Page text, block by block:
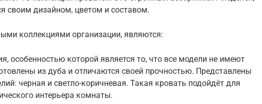
своим дизайном, цветом и составом.
коллекциями организации, являются:
особенностью которой является то, что все модели не имеют
из дуба и отличаются своей прочностью. Представлены
черная и светло-коричневая. Такая кровать подойдёт для
интерьера комнаты.